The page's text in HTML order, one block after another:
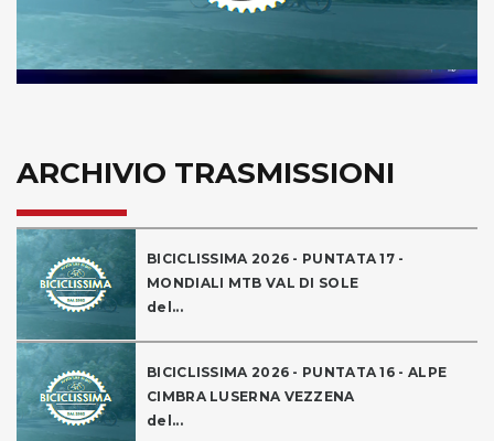
ARCHIVIO TRASMISSIONI
BICICLISSIMA 2026 - PUNTATA 17 -
MONDIALI MTB VAL DI SOLE
del...
BICICLISSIMA 2026 - PUNTATA 16 - ALPE
CIMBRA LUSERNA VEZZENA
del...